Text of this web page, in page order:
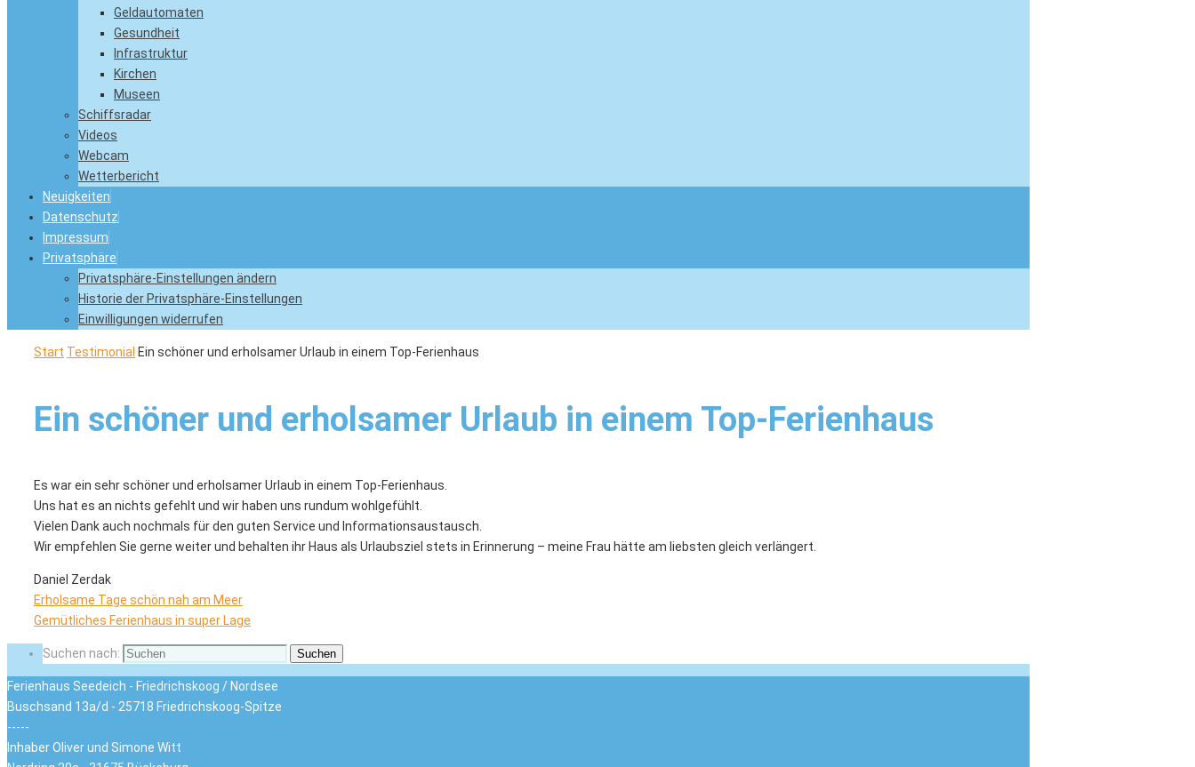
Geldautomaten
Gesundheit
Infrastruktur
Kirchen
Museen
Schiffsradar
Videos
Webcam
Wetterbericht
Neuigkeiten
Datenschutz
Impressum
Privatsphäre
Privatsphäre-Einstellungen ändern
Historie der Privatsphäre-Einstellungen
Einwilligungen widerrufen
Start Testimonial Ein schöner und erholsamer Urlaub in einem Top-Ferienhaus
Ein schöner und erholsamer Urlaub in einem Top-Ferienhaus
Es war ein sehr schöner und erholsamer Urlaub in einem Top-Ferienhaus.
Uns hat es an nichts gefehlt und wir haben uns rundum wohlgefühlt.
Vielen Dank auch nochmals für den guten Service und Informationsaustausch.
Wir empfehlen Sie gerne weiter und behalten ihr Haus als Urlaubsziel stets in Erinnerung – meine Frau hätte am liebsten gleich verlängert.
Daniel Zerdak
Erholsame Tage schön nah am Meer
Gemütliches Ferienhaus in super Lage
Suchen nach: Suchen
Ferienhaus Seedeich - Friedrichskoog / Nordsee
Buschsand 13a/d - 25718 Friedrichskoog-Spitze
-----
Inhaber Oliver und Simone Witt